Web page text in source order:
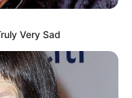
Very Sad